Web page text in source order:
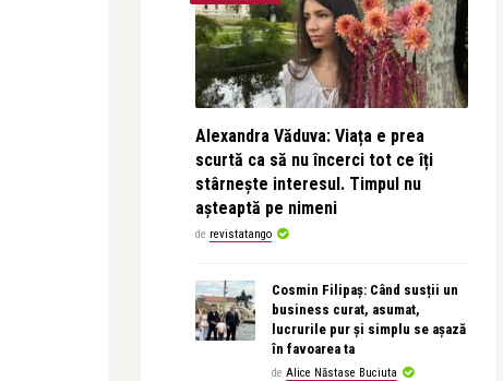
Alexandra Văduva: Viața e prea
scurtă ca să nu încerci tot ce îți
stârnește interesul. Timpul nu
așteaptă pe nimeni
de revistatango
Cosmin Filipaș: Când susții un
business curat, asumat,
lucrurile pur și simplu se așază
în favoarea ta
de Alice Năstase Buciuta